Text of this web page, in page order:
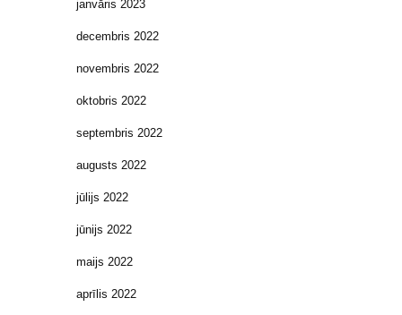
janvāris 2023
decembris 2022
novembris 2022
oktobris 2022
septembris 2022
augusts 2022
jūlijs 2022
jūnijs 2022
maijs 2022
aprīlis 2022